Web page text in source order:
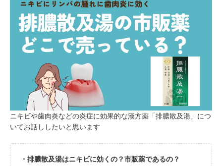
ニキビや歯肉炎などの炎症に効果的な漢方薬「排膿散及湯」につ
いてお話ししたいと思います
・排膿散及湯はニキビに効くの？市販薬であるの？